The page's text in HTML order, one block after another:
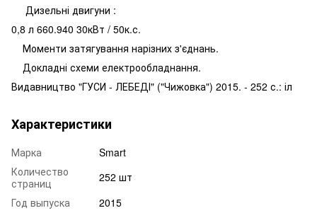
Дизельні двигуни :
0,8 л 660.940 30кВт / 50к.с.
Моменти затягування нарізних з'єднань.
Докладні схеми електрообладнання.
Видавництво "ГУСИ - ЛЕБЕДІ" ("Чижовка") 2015. - 252 с.: іл
Характеристики
Марка
Smart
Количество
страниц
252 шт
Год выпуска
2015